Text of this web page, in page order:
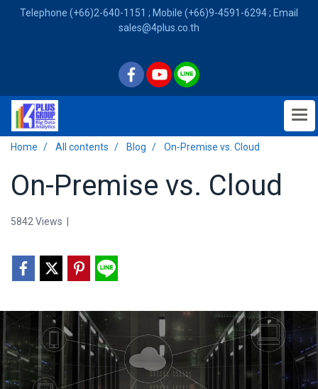
Telephone (+66)2-640-1151 ; Mobile (+66)9-4591-6294 ; Email
sales@4plus.co.th
Home All contents Blog On-Premise vs. Cloud
On-Premise vs. Cloud
5842 Views